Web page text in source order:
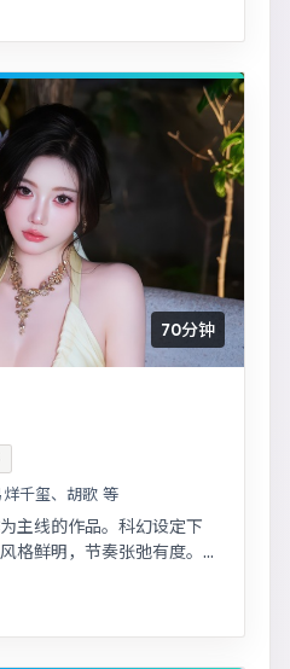
70分钟
千玺、胡歌 等
主线的作品。科幻设定下
格鲜明，节奏张弛有度。